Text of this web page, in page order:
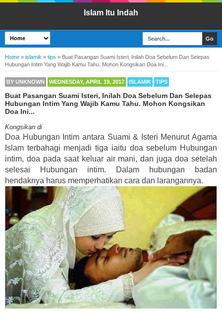
Islam Itu Indah
Home » islamik » tips » Buat Pasangan Suami Isteri, Inilah Doa Sebelum Dan Selepas
Hubungan Intim Yang Wajib Kamu Tahu. Mohon Kongsikan Doa Ini...
BY UNKNOWN WEDNESDAY, APRIL 19, 2017 ISLAMIK TIPS
Buat Pasangan Suami Isteri, Inilah Doa Sebelum Dan Selepas
Hubungan Intim Yang Wajib Kamu Tahu. Mohon Kongsikan
Doa Ini...
Kongsikan di
Doa Hubungan Intim antara Suami & Isteri Menurut Agama
Islam terbahagi menjadi tiga iaitu doa sebelum Hubungan
intim, doa pada saat keluar air mani, dan juga doa setelah
selesai Hubungan intim. Dalam hubungan badan
hendaknya harus memperhatikan cara dan larangannya.